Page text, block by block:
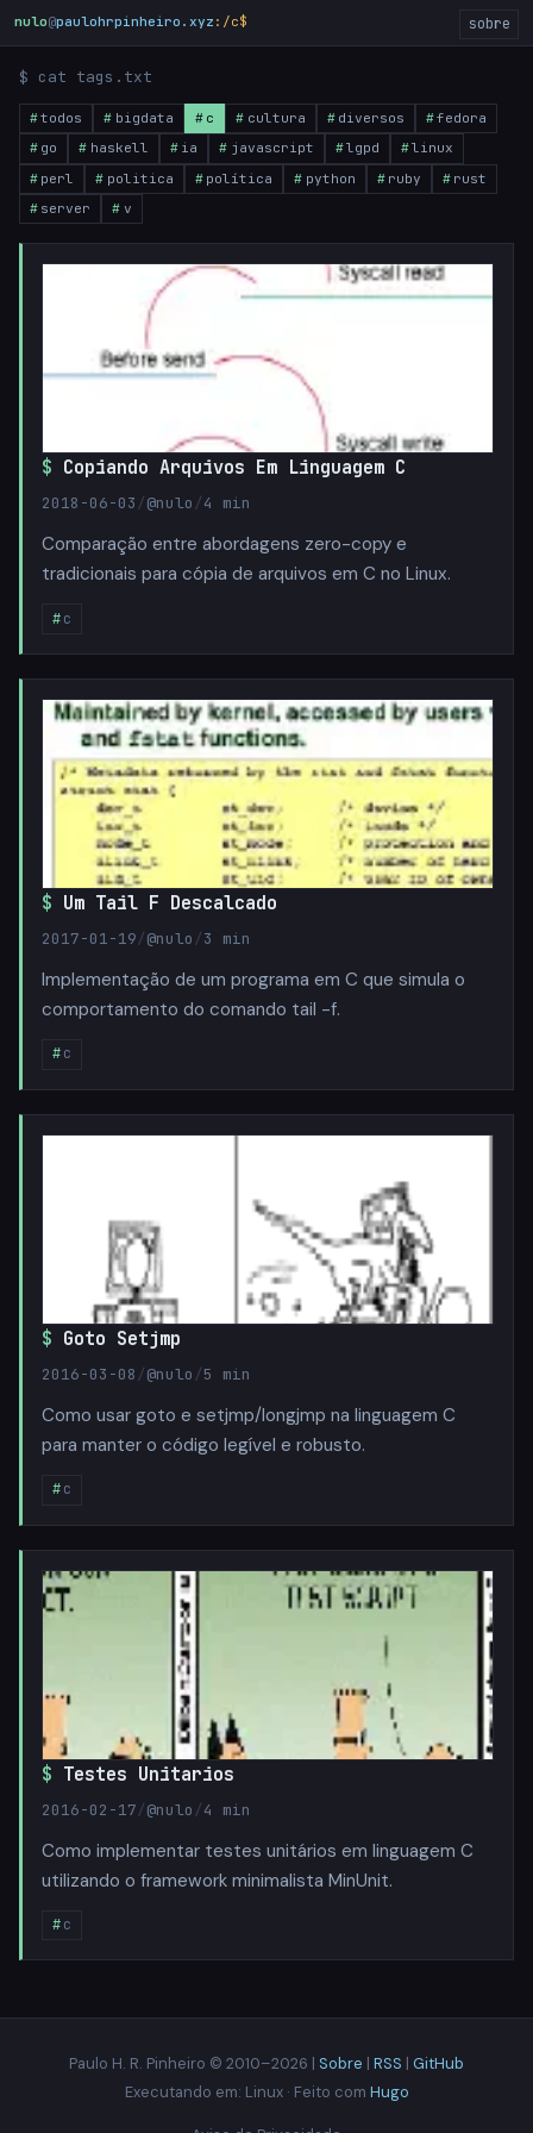
nulo@paulohrpinheiro.xyz :/c$ sobre
$ cat tags.txt
todos bigdata c cultura diversos
fedora
go
haskell ia javascript lgpd
linux
perl
politica política python ruby
rust
server
v
Copiando Arquivos Em Linguagem C
2018-06-03 /@nulo /4 min
Comparação entre abordagens zero-copy e
tradicionais para cópia de arquivos em C no Linux.
c
Um Tail F Descalcado
2017-01-19/@nulo /3 min
Implementação de um programa em C que simula o
comportamento do comando tail -f.
c
Goto Setjmp
2016-03-08 /@nulo /5 min
Como usar goto e setjmp/longjmp na linguagem C
para manter o código legível e robusto.
c
Testes Unitarios
2016-02-17/@nulo /4 min
Como implementar testes unitários em linguagem C
utilizando o framework minimalista MinUnit.
c
Paulo H. R. Pinheiro © 2010–2026 | Sobre | RSS | GitHub
Executando em: Linux · Feito com Hugo